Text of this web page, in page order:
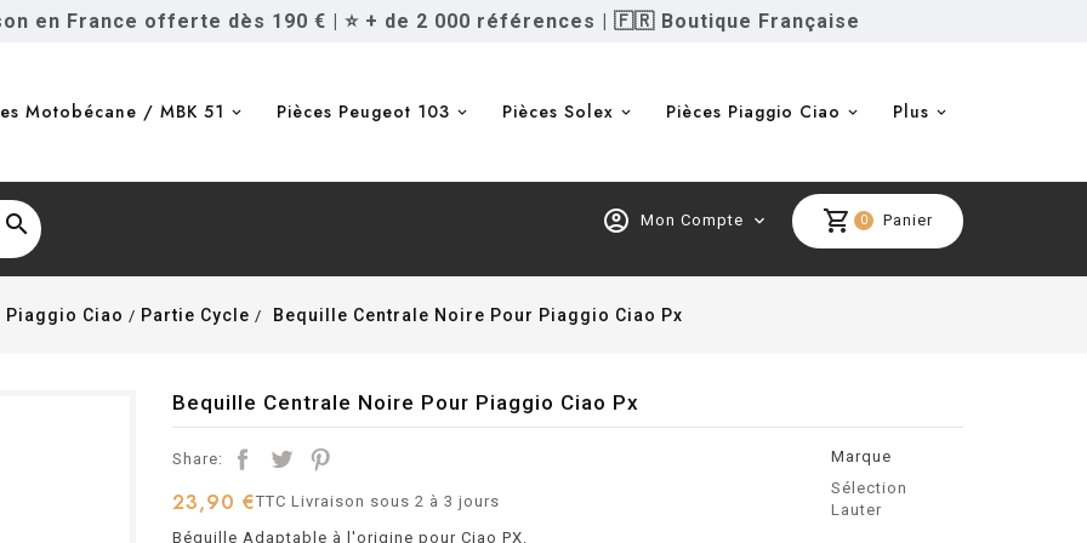
en France offerte dès 190 € | ⭐ + de 2 000 références | 🇫🇷 Boutique Française
Motobécane / MBK 51 Pièces Peugeot 103 Pièces Solex Pièces Piaggio Ciao Plus
 shopping_cart 0 Panier
account_circle Mon Compte expand_more
Piaggio Ciao Partie Cycle Bequille Centrale Noire Pour Piaggio Ciao Px
Bequille Centrale Noire Pour Piaggio Ciao Px
Marque
Sélection
Lauter
Share:
23,90 €TTC Livraison sous 2 à 3 jours
Béquille Adaptable à l'origine pour Ciao PX.